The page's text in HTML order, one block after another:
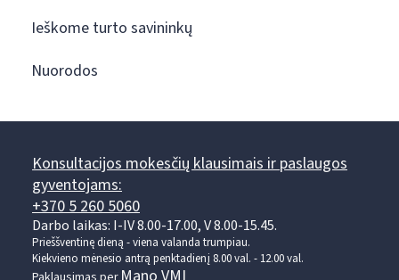
Ieškome turto savininkų
Nuorodos
Konsultacijos mokesčių klausimais ir paslaugos
gyventojams:
+370 5 260 5060
Darbo laikas: I-IV 8.00-17.00, V 8.00-15.45.
Prieššventinę dieną - viena valanda trumpiau.
Kiekvieno mėnesio antrą penktadienį 8.00 val. - 12.00 val.